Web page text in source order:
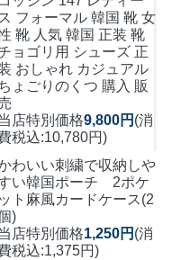
ス フォーマル 韓国 靴 女
靴 人気 韓国 正装 靴
ョゴリ用 シューズ 正
おしゃれ カジュアル
ょごりのくつ 購入 販
店特別価格9,800円 (消
税込:10,780円)
わいい刺繍で収納しや
い韓国ポーチ 2ポケ
ット麻風カードケース(2
)
店特別価格1,250円 (消
税込:1,375円)